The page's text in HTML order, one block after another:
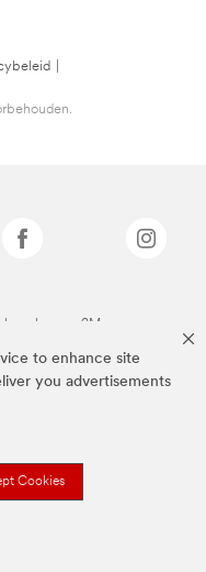
to enhance site
you advertisements
Cookies
van 3M.we